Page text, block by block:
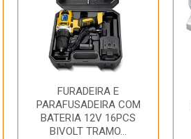
FURADEIRA E
PARAFUSADEIRA COM
BATERIA 12V 16PCS
BIVOLT TRAMO...